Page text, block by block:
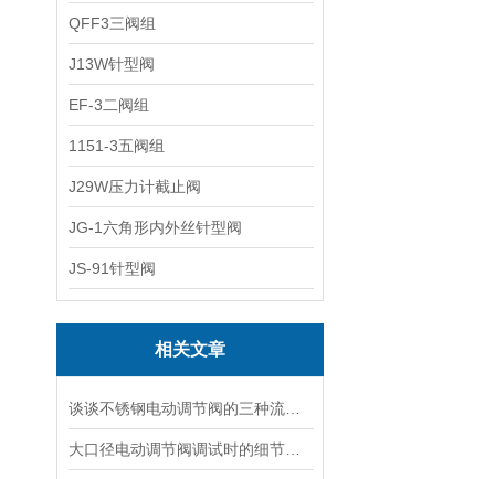
QFF3三阀组
J13W针型阀
EF-3二阀组
1151-3五阀组
J29W压力计截止阀
JG-1六角形内外丝针型阀
JS-91针型阀
相关文章